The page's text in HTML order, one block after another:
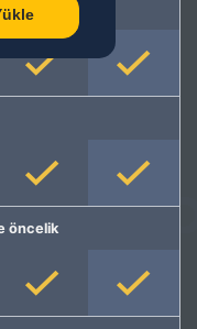
öncelik